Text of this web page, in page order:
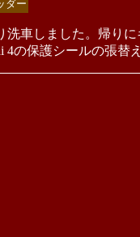
ダー
洗車しました。帰り
4の保護シールの張替